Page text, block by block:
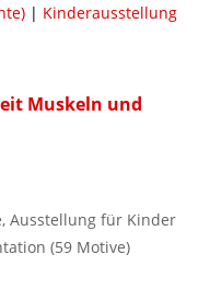
| Kinderausstellung
Muskeln und
Ausstellung für Kinder
(59 Motive)